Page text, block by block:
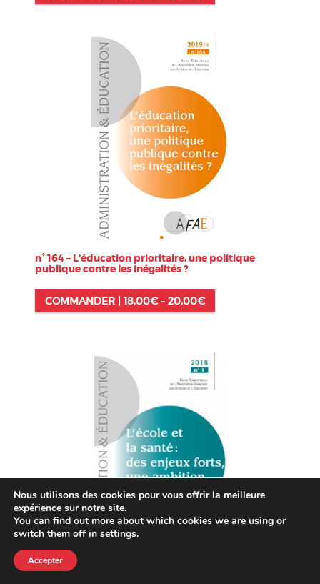
n° 164 – L’éducation prioritaire, une politique
publique contre les inégalités ?
COMMANDER | 18,00€–20,00€
Nous utilisons des cookies pour vous offrir la meilleure
expérience sur notre site.
You can find out more about which cookies we are using or
switch them off in settings.
Accepter